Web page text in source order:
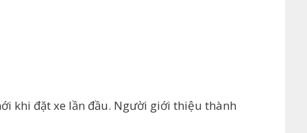
khi đặt xe lần đầu. Người giới thiệu thành